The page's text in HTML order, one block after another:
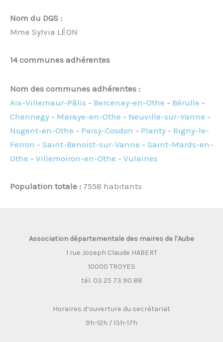
Nom du DGS :
Mme Sylvia LÉON
14 communes adhérentes
Nom des communes adhérentes :
Aix-Villemaur-Pâlis - Bercenay-en-Othe - Bérulle -
Chennegy - Maraye-en-Othe - Neuville-sur-Vanne -
Nogent-en-Othe - Paisy-Cosdon - Planty - Rigny-le-
Ferron - Saint-Benoist-sur-Vanne - Saint-Mards-en-
Othe - Villemoiron-en-Othe - Vulaines
Population totale : 7558 habitants
Association départementale des maires de l'Aube
1 rue Joseph Claude HABERT
10000 TROYES
tél. 03 25 73 90 88
Horaires d’ouverture du secrétariat
9h-12h / 13h-17h